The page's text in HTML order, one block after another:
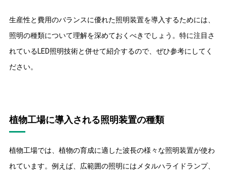
生産性と費用のバランスに優れた照明装置を導入するためには、
照明の種類について理解を深めておくべきでしょう。特に注目さ
れているLED照明技術と併せて紹介するので、ぜひ参考にしてく
ださい。
植物工場に導入される照明装置の種類
植物工場では、植物の育成に適した波長の様々な照明装置が使わ
れています。例えば、広範囲の照明にはメタルハライドランプ、